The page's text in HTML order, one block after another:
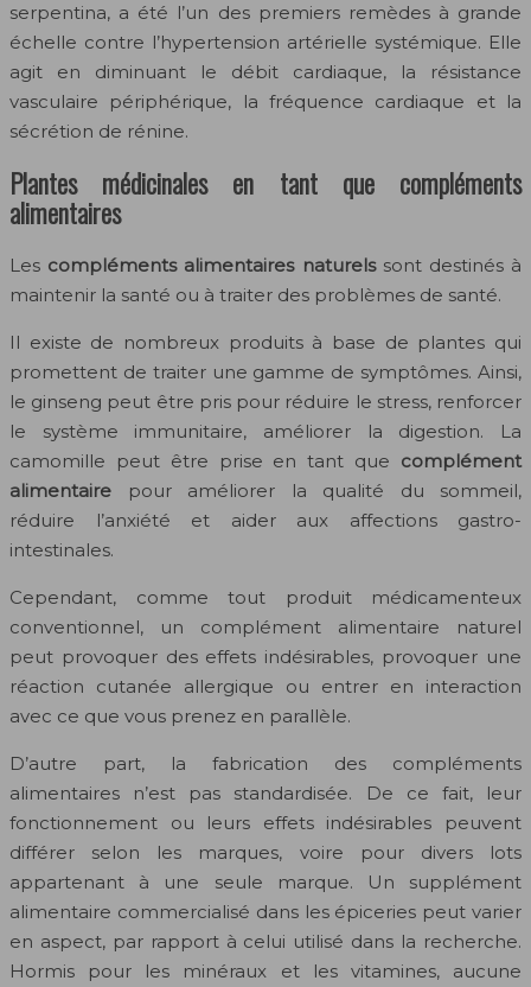
serpentina, a été l’un des premiers remèdes à grande
échelle contre l’hypertension artérielle systémique. Elle
agit en diminuant le débit cardiaque, la résistance
vasculaire périphérique, la fréquence cardiaque et la
sécrétion de rénine.
Plantes médicinales en tant que compléments
alimentaires
Les compléments alimentaires naturelssont destinés à
maintenir la santé ou à traiter des problèmes de santé.
Il existe de nombreux produits à base de plantes qui
promettent de traiter une gamme de symptômes. Ainsi,
le ginseng peut être pris pour réduire le stress, renforcer
le système immunitaire, améliorer la digestion. La
camomille peut être prise en tant que complément
alimentaire pour améliorer la qualité du sommeil,
réduire l’anxiété et aider aux affections gastro-
intestinales.
Cependant, comme tout produit médicamenteux
conventionnel, un complément alimentaire naturel
peut provoquer des effets indésirables, provoquer une
réaction cutanée allergique ou entrer en interaction
avec ce que vous prenez en parallèle.
D’autre part, la fabrication des compléments
alimentaires n’est pas standardisée. De ce fait, leur
fonctionnement ou leurs effets indésirables peuvent
différer selon les marques, voire pour divers lots
appartenant à une seule marque. Un supplément
alimentaire commercialisé dans les épiceries peut varier
en aspect, par rapport à celui utilisé dans la recherche.
Hormis pour les minéraux et les vitamines, aucune